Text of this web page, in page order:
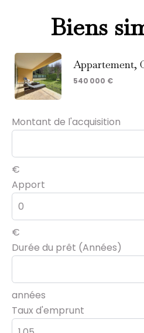
Biens
Appartement,
540 000 €
Montant de l'acquisition
€
Apport
€
Durée du prêt (Années)
années
Taux d'emprunt